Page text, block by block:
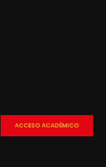
ACCESO ACADÉMICO